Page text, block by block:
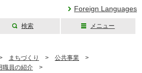
Foreign Languages
検索 メニュー
まちづくり > 公共事業 >
職員の紹介 >